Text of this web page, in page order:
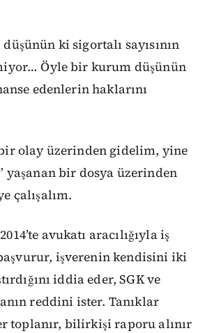
ki sigortalı sayısının
Öyle bir kurum düşünün
edenlerin haklarını
olay üzerinden gidelim, yine
yaşanan bir dosya üzerinden
çalışalım.
avukatı aracılığıyla iş
işverenin kendisini iki
iddia eder, SGK ve
reddini ister. Tanıklar
toplanır, bilirkişi raporu alınır